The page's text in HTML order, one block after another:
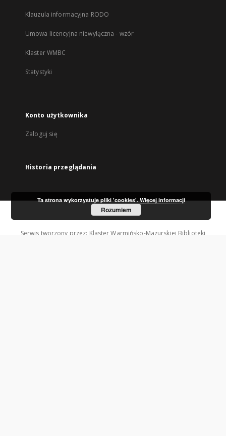
Klauzula informacyjna RODO
Umowa licencyjna niewyłączna - wzór
Klaster WMBC
Statystyki
Konto użytkownika
Zaloguj się
Historia przeglądania
Serwis tworzony przez: Klaster Warmińsko-Mazurskiej Biblioteki
Ta strona wykorzystuje pliki 'cookies'.Więcej informacji
Rozumiem